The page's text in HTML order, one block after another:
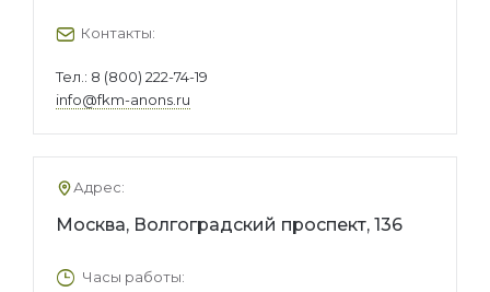
Контакты:
Тел.: 8 (800) 222-74-19
info@fkm-anons.ru
Адрес:
Москва, Волгоградский проспект, 136
Часы работы: